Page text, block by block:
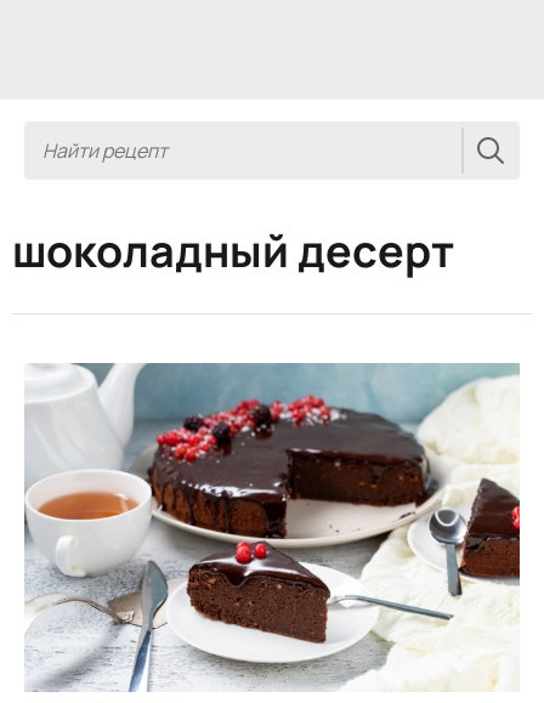
шоколадный десерт